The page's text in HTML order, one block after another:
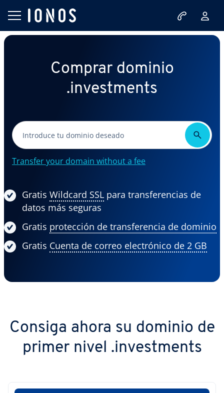
Comprar dominio
.investments
Transfer your domain without a fee
Gratis Wildcard SSL para transferencias de
datos más seguras
Gratis protección de transferencia de dominio
Gratis Cuenta de correo electrónico de 2 GB
Consiga ahora su dominio de
primer nivel .investments